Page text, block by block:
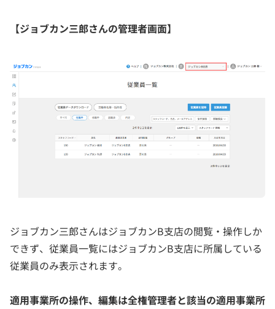
【ジョブカン三郎さんの管理者画面】
ジョブカン三郎さんはジョブカンB支店の閲覧・操作しか
できず、従業員一覧にはジョブカンB支店に所属している
従業員のみ表示されます。
適用事業所の操作、編集は全権管理者と該当の適用事業所